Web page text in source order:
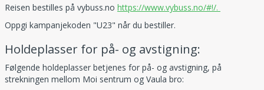
Reisen bestilles på vybuss.no https://www.vybuss.no/#!/.
Oppgi kampanjekoden "U23" når du bestiller.
Holdeplasser for på- og avstigning:
Følgende holdeplasser betjenes for på- og avstigning, på
strekningen mellom Moi sentrum og Vaula bro: